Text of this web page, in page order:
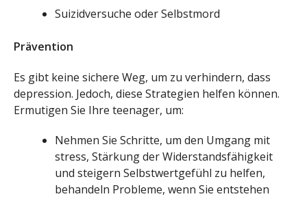
Suizidversuche oder Selbstmord
Prävention
Es gibt keine sichere Weg, um zu verhindern, dass
depression. Jedoch, diese Strategien helfen können.
Ermutigen Sie Ihre teenager, um:
Nehmen Sie Schritte, um den Umgang mit
stress, Stärkung der Widerstandsfähigkeit
und steigern Selbstwertgefühl zu helfen,
behandeln Probleme, wenn Sie entstehen